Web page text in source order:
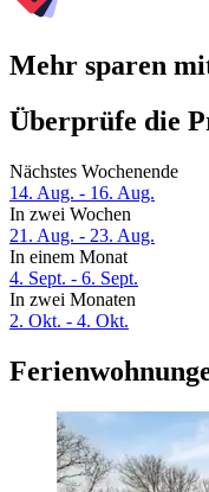
Mehr sparen
Überprüfe die
Nächstes Wochenende
14. Aug. - 16. Aug.
In zwei Wochen
21. Aug. - 23. Aug.
In einem Monat
4. Sept. - 6. Sept.
In zwei Monaten
2. Okt. - 4. Okt.